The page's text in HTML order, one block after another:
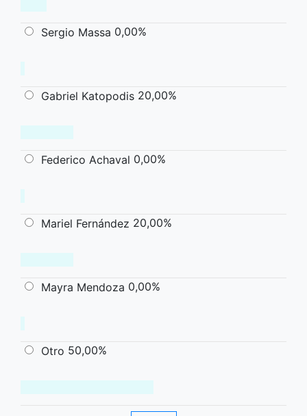
Sergio Massa 0,00%
Gabriel Katopodis 20,00%
Federico Achaval 0,00%
Mariel Fernández 20,00%
Mayra Mendoza 0,00%
Otro 50,00%